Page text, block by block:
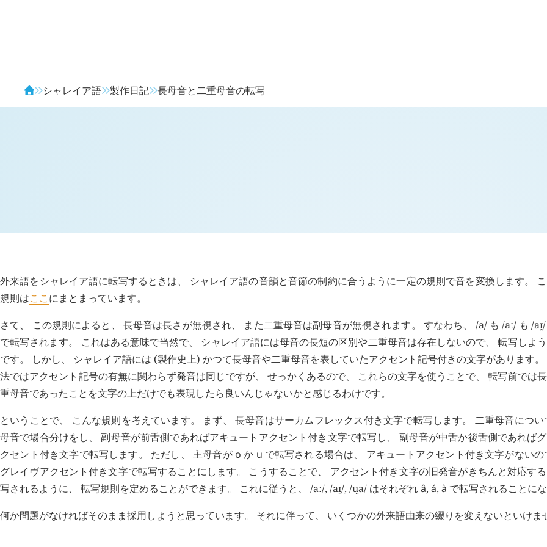
シャレイア語 製作日記 長母音と二重母音の転写
外来語をシャレイア語に転写するときは、 シャレイア語の音韻と音節の制約に合うように一定の規則で音を変換します。
規則はここにまとまっています。
さて、 この規則によると、 長母音は長さが無視され、 また二重母音は副母音が無視されます。 すなわち、 /a/ も /aː/ も /
で転写されます。 これはある意味で当然で、 シャレイア語には母音の長短の区別や二重母音は存在しないので、 転写しよ
です。 しかし、 シャレイア語には (製作史上) かつて長母音や二重母音を表していたアクセント記号付きの文字があります
法ではアクセント記号の有無に関わらず発音は同じですが、 せっかくあるので、 これらの文字を使うことで、 転写前では
重母音であったことを文字の上だけでも表現したら良いんじゃないかと感じるわけです。
ということで、 こんな規則を考えています。 まず、 長母音はサーカムフレックス付き文字で転写します。 二重母音につ
母音で場合分けをし、 副母音が前舌側であればアキュートアクセント付き文字で転写し、 副母音が中舌か後舌側であれば
クセント付き文字で転写します。 ただし、 主母音が o か u で転写される場合は、 アキュートアクセント付き文字がない
グレイヴアクセント付き文字で転写することにします。 こうすることで、 アクセント付き文字の旧発音がきちんと対応す
写されるように、 転写規則を定めることができます。 これに従うと、 /aː/, /aɪ̯/, /u̯a/ はそれぞれâ, á, à で転写されることに
何か問題がなければそのまま採用しようと思っています。 それに伴って、 いくつかの外来語由来の綴りを変えないといけま